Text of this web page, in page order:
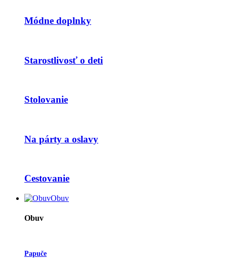
Módne doplnky
Starostlivosť o deti
Stolovanie
Na párty a oslavy
Cestovanie
Obuv
Obuv
Papuče